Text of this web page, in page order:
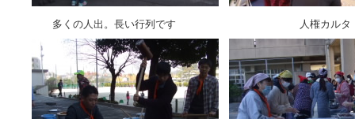
多くの人出。長い行列です 人権カルタ